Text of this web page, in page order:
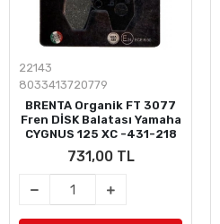
22143
8033413720779
BRENTA Organik FT 3077
Fren DİSK Balatası Yamaha
CYGNUS 125 XC -431-218
731,00 TL